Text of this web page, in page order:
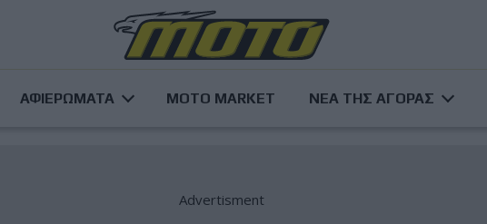
ΑΦΙΕΡΩΜΑΤΑ MOTO MARKET ΝΕΑ ΤΗΣ ΑΓΟΡΑΣ